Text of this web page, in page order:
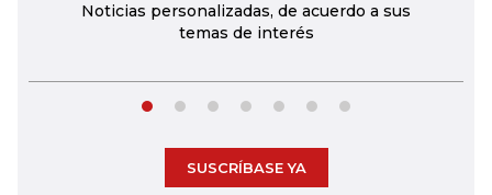
Noticias personalizadas, de acuerdo a sus
temas de interés
SUSCRÍBASE YA